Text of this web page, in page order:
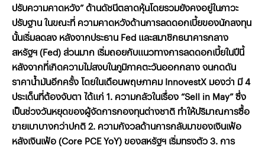
ปรับความคาดหวัง”ด้านดัชนีตลาดหุ้นโดยรวมยังคงอยู่ในภาวะ
ปรับฐานในขณะที่ ความคาดหวังด้านการลดดอกเบี้ยของนักลงทุน
นั้นเริ่มลดลง หลังจากประธาน Fed และสมาชิกธนาคารกลาง
สหรัฐฯ(Fed)ส่วนมาก เริ่มถอยกับแนวทางการลดดอกเบี้ยในปีนี้
หลังจากที่เกิดความไม่สงบในภูมิภาคตะวันออกกลางจนกดดัน
ราคาน้ำมันอีกครั้งโดยในเดือนพฤษภาคม InnovestX มองว่า มี4
ประเด็นที่ต้องจับตา ได้แก่1. ความกลัวในเรื่อง“Sell in May”ซึ่ง
เป็นช่วงวันหยุดของผู้จัดการกองทุนต่างชาติ ทำให้ปริมาณการซื้อ
ขายเบาบางกว่าปกติ2. ความกังวลด้านการกลับมาของเงินเฟ้อ
หลังเงินเฟ้อ(Core PCE YoY)ของสหรัฐฯ เริ่มทรงตัว3. การ